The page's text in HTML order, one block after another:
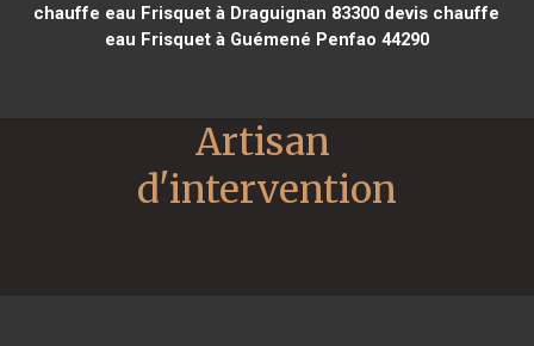
chauffe eau Frisquet à Draguignan 83300 devis chauffe
eau Frisquet à Guémené Penfao 44290
Artisan
d'intervention